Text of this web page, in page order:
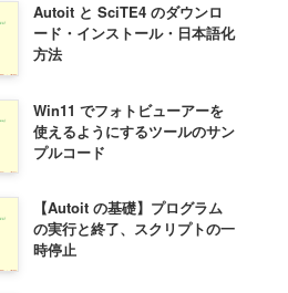
Autoit と SciTE4 のダウンロ
ード・インストール・日本語化
方法
Win11 でフォトビューアーを
使えるようにするツールのサン
プルコード
【Autoit の基礎】プログラム
の実行と終了、スクリプトの一
時停止